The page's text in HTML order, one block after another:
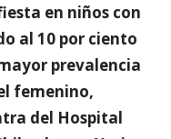
en niños con
al 10 por ciento
prevalencia
femenino,
del Hospital